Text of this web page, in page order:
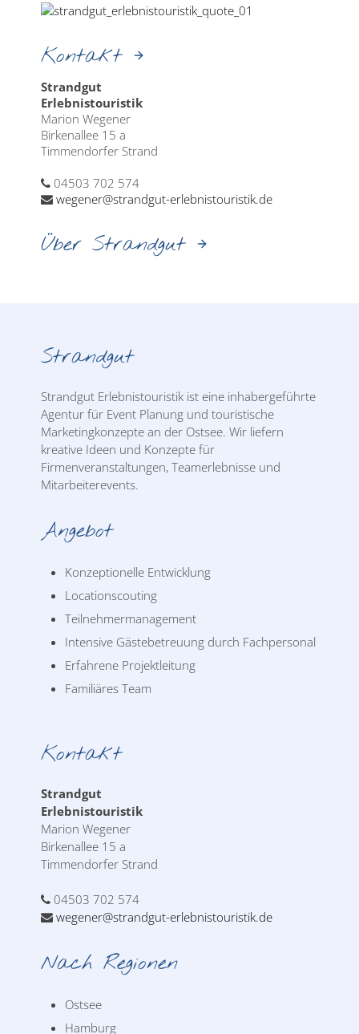
Kontakt
Strandgut
Erlebnistouristik
Marion Wegener
Birkenallee 15 a
Timmendorfer Strand
04503 702 574
wegener@strandgut-erlebnistouristik.de
Über Strandgut
Strandgut
Strandgut Erlebnistouristik ist eine inhabergeführte
Agentur für Event Planung und touristische
Marketingkonzepte an der Ostsee. Wir liefern
kreative Ideen und Konzepte für
Firmenveranstaltungen, Teamerlebnisse und
Mitarbeiterevents.
Angebot
Konzeptionelle Entwicklung
Locationscouting
Teilnehmermanagement
Intensive Gästebetreuung durch Fachpersonal
Erfahrene Projektleitung
Familiäres Team
Kontakt
Strandgut
Erlebnistouristik
Marion Wegener
Birkenallee 15 a
Timmendorfer Strand
04503 702 574
wegener@strandgut-erlebnistouristik.de
Nach Regionen
Ostsee
Hamburg